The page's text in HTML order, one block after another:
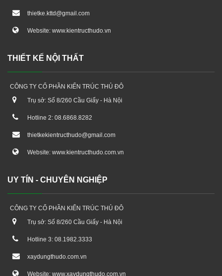
thietke.kttd@gmail.com
Website: www.kientructhudo.vn
THIẾT KẾ NỘI THẤT
CÔNG TY CỔ PHẦN KIẾN TRÚC THỦ ĐÔ
Trụ sở: Số 8/260 Cầu Giấy - Hà Nội
Hotline 2: 08.6868.8282
thietkekientructhudo@gmail.com
Website: www.kientructhudo.com.vn
UY TÍN - CHUYÊN NGHIỆP
CÔNG TY CỔ PHẦN KIẾN TRÚC THỦ ĐÔ
Trụ sở: Số 8/260 Cầu Giấy - Hà Nội
Hotline 3: 08.1982.3333
xaydungthudo.com.vn
Website: www.xaydungthudo.com.vn